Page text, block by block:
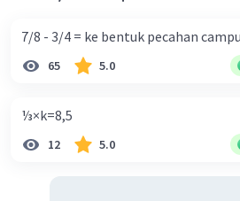
7/8 - 3/4 = ke bentuk pecahan
65 5.0
⅓×k=8,5
12 5.0